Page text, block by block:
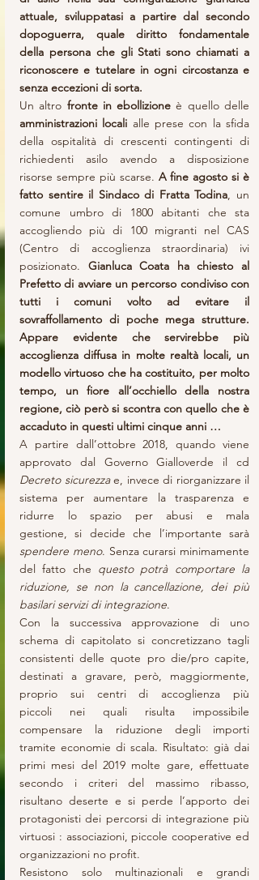
attuale, sviluppatasi a partire dal secondo
dopoguerra, quale diritto fondamentale
della persona che gli Stati sono chiamati a
riconoscere e tutelare in ogni circostanza e
senza eccezioni di sorta.
Un altro fronte in ebollizione
amministrazioni locali alle prese con la sfida
della ospitalità di crescenti contingenti di
richiedenti asilo avendo a disposizione
risorse sempre più scarse. A fine agosto si è
fatto sentire il Sindaco di Fratta Todina, un
comune umbro di 1800 abitanti che sta
accogliendo più di 100 migranti nel CAS
(Centro di accoglienza straordinaria) ivi
posizionato. Gianluca Coata ha chiesto al
Prefetto di avviare un percorso condiviso con
tutti i comuni volto ad evitare il
sovraffollamento di poche mega strutture.
Appare evidente che servirebbe più
accoglienza diffusa in molte realtà locali, un
modello virtuoso che ha costituito, per molto
tempo, un fiore all’occhiello della nostra
regione, ciò però si scontra con quello che è
accaduto in questi ultimi cinque anni …
A partire dall’ottobre 2018, quando viene
approvato dal Governo Gialloverde il cd
Decreto sicurezza e, invece di riorganizzare il
sistema per aumentare la trasparenza e
ridurre lo spazio per abusi e mala
spendere meno. Senza curarsi minimamente
del fatto che questo potrà comportare la
riduzione, se non la cancellazione, dei più
basilari servizi di integrazione.
Con la successiva approvazione di uno
schema di capitolato si concretizzano tagli
consistenti delle quote pro die/pro capite,
destinati a gravare, però, maggiormente,
proprio sui centri di accoglienza più
piccoli nei quali risulta impossibile
compensare la riduzione degli importi
tramite economie di scala. Risultato: già dai
primi mesi del 2019 molte gare, effettuate
secondo i criteri del massimo ribasso,
risultano deserte e si perde l’apporto dei
protagonisti dei percorsi di integrazione più
virtuosi : associazioni, piccole cooperative ed
organizzazioni no profit.
Resistono solo multinazionali e grandi